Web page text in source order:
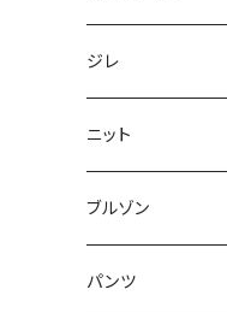
50/XL～
48/L
50/XL～
46/M
48/L
50/XL～
～44/S
46/M
48/L
50/XL～
ジレ
～44/S
46/M
48/L
ニット
～44/S
46/M
ブルゾン
～44/S
パンツ